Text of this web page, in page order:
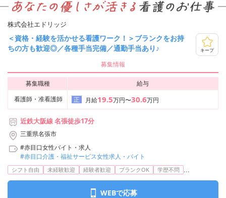
株式会社エドリッジ
＜資格・経験を活かせる看護ワーク！＞ブランクをお持
ちの方も歓迎◎／各種手当完備／通勤手当あり♪
キープ
募集情報
募集職種
給与
看護師・准看護師
正 月給19.5万円〜30.6万円
近鉄大阪線 名張徒歩17分
三重県名張市
#赤目口女性バイト・求人
#赤目口介護・福祉サービス女性求人・バイト
シフト自由 未経験歓迎 経験者歓迎 ブランクOK 学歴不問 ...
WEBで応募